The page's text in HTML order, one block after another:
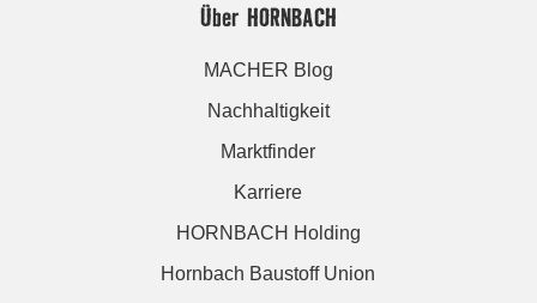
Über HORNBACH
MACHER Blog
Nachhaltigkeit
Marktfinder
Karriere
HORNBACH Holding
Hornbach Baustoff Union